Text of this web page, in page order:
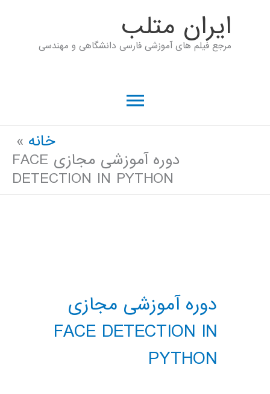
ايران متلب
مرجع فیلم های آموزشی فارسی دانشگاهی و مهندسی
فهرست
خانه
دوره آموزشی مجازی FACE
DETECTION IN PYTHON
دوره آموزشی مجازی
FACE DETECTION IN
PYTHON